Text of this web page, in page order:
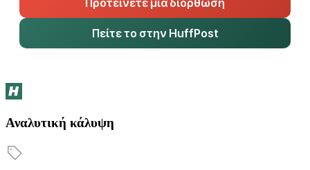
Προτείνετε μια διόρθωση
Πείτε το στην HuffPost
Αναλυτική κάλυψη